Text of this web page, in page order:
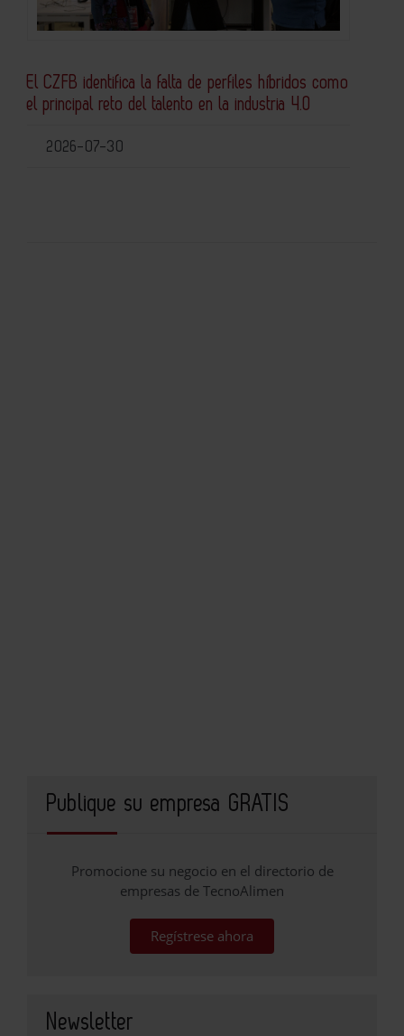
El CZFB identifica la falta de perfiles híbridos como
el principal reto del talento en la industria 4.0
2026-07-30
Publique su empresa GRATIS
Promocione su negocio en el directorio de
empresas de TecnoAlimen
Regístrese ahora
Newsletter